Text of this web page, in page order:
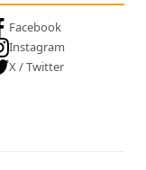
Facebook
Instagram
X / Twitter